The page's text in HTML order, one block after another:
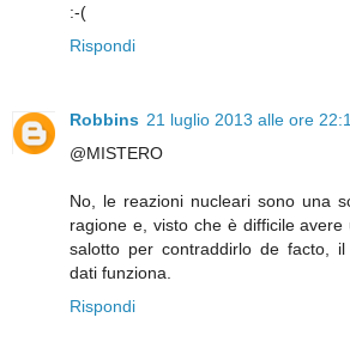
:-(
Rispondi
Robbins 21 luglio 2013 alle ore
@MISTERO
No, le reazioni nucleari sono una
ragione e, visto che è difficile
salotto per contraddirlo de facto,
dati funziona.
Rispondi